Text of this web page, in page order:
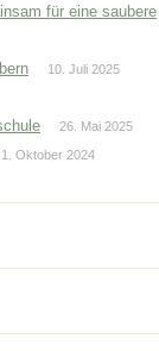
für eine saubere
10. Juli 2025
26. Mai 2025
1. Oktober 2024